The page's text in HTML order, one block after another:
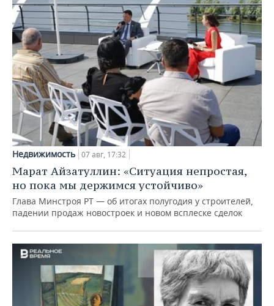
Недвижимость 07 авг, 17:32
Марат Айзатуллин: «Ситуация непростая,
но пока мы держимся устойчиво»
Глава Минстроя РТ — об итогах полугодия у строителей,
падении продаж новостроек и новом всплеске сделок